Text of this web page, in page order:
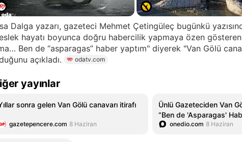
Dalga yazarı, gazeteci Mehmet Çetingüleç bugünkü
hayatı boyunca doğru habercilik yapmaya özen
Ben de “asparagas” haber yaptım" diyerek "Van Gölü
açıkladı.
odatv.com
yayınlar
sonra gelen Van Gölü canavarı itirafı
gazetepencere.com 8 Haziran
Ünlü Gazeteciden Van
“Ben de 'Asparagas'
onedio.com 8 Haziran